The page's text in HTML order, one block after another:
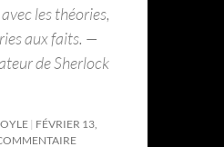
les théories,
aux faits. —
de Sherlock
FÉVRIER 13,